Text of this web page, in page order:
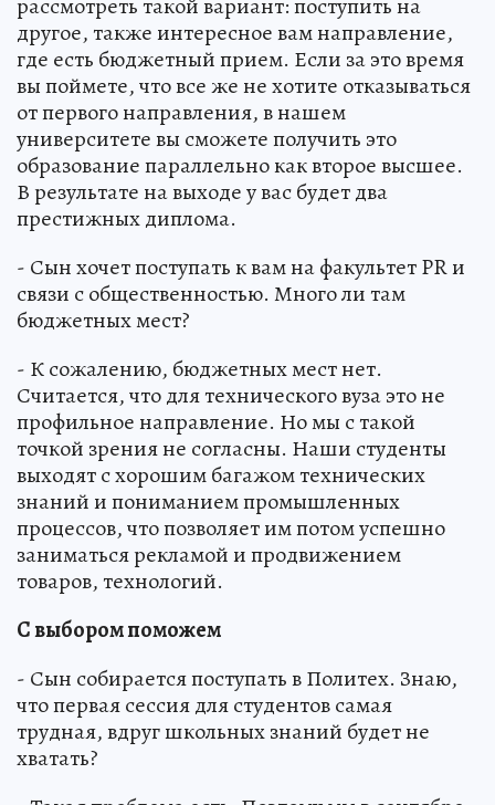
другое, также интересное вам направление,
где есть бюджетный прием. Если за это время
вы поймете, что все же не хотите отказываться
от первого направления, в нашем
университете вы сможете получить это
образование параллельно как второе высшее.
В результате на выходе у вас будет два
престижных диплома.
- Сын хочет поступать к вам на факультет PR и
связи с общественностью. Много ли там
бюджетных мест?
- К сожалению, бюджетных мест нет.
Считается, что для технического вуза это не
профильное направление. Но мы с такой
точкой зрения не согласны. Наши студенты
выходят с хорошим багажом технических
знаний и пониманием промышленных
процессов, что позволяет им потом успешно
заниматься рекламой и продвижением
товаров, технологий.
С выбором поможем
- Сын собирается поступать в Политех. Знаю,
что первая сессия для студентов самая
трудная, вдруг школьных знаний будет не
хватать?